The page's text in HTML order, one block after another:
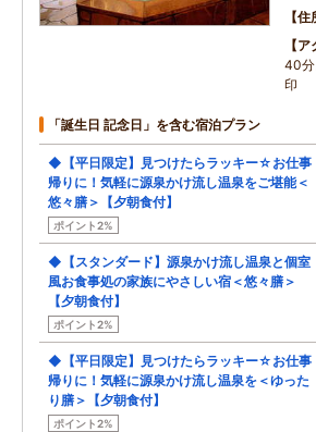
住
ア
40分
印
「誕生日 記念日」を含む宿泊プラン
◆【平日限定】見つけたらラッキー☆お仕事
帰りに！気軽に源泉かけ流し温泉をご堪能＜
悠々膳＞【夕朝食付】
ポイント2%
◆【スタンダード】源泉かけ流し温泉と個室
風お食事処の家族にやさしい宿＜悠々膳＞
【夕朝食付】
ポイント2%
◆【平日限定】見つけたらラッキー☆お仕事
帰りに！気軽に源泉かけ流し温泉を＜ゆった
り膳＞【夕朝食付】
ポイント2%